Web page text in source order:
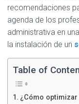
recomendaciones
agenda de los
administrativa en
la instalación de un
Table of
¿Cómo